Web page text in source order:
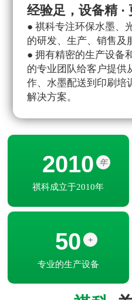
经验足，设备精 ·
● 祺科专注环保水墨、
的研发、生产、销售及
● 拥有精密的生产设备
的专业团队给客户提供
作、水墨配送到印刷培
解决方案。
2010 年
祺科成立于2010年
50 +
专业的生产设备